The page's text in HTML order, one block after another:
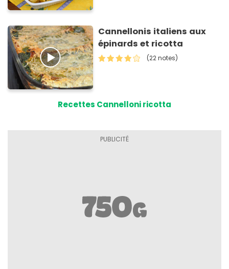
Cannellonis italiens aux
épinards et ricotta
(22 notes)
Recettes Cannelloni ricotta